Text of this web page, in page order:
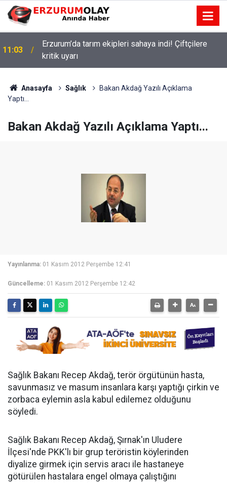
11:03
Erzurum’da tarım ekipleri sahaya indi! Çiftçilere
kritik uyarı
Anasayfa Sağlık
Bakan Akdağ Yazılı Açıklama
Yaptı...
Bakan Akdağ Yazılı Açıklama Yaptı...
Yayınlanma: 01 Kasım 2012 Perşembe 12:41
Güncelleme: 01 Kasım 2012 Perşembe 12:42
Sağlık Bakanı Recep Akdağ, terör örgütünün hasta,
savunmasız ve masum insanlara karşı yaptığı çirkin ve
zorbaca eylemin asla kabul edilemez olduğunu
söyledi.
Sağlık Bakanı Recep Akdağ, Şırnak'ın Uludere
İlçesi'nde PKK'lı bir grup teröristin köylerinden
diyalize girmek için servis aracı ile hastaneye
götürülen hastalara engel olmaya çalıştığını